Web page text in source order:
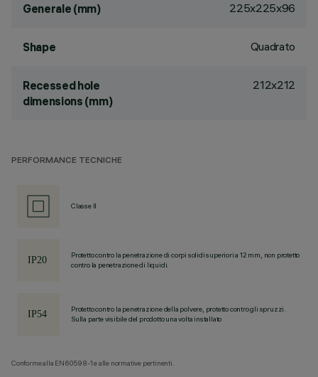
Generale (mm) 225x225x96
Shape Quadrato
Recessed hole
dimensions (mm)
212x212
PERFORMANCE TECNICHE
Classe II
Protetto contro la penetrazione di corpi solidi superiori a 12 mm, non protetto
contro la penetrazione di liquidi.
Protetto contro la penetrazione della polvere, protetto contro gli spruzzi.
Sulla parte visibile del prodotto una volta installato
Conforme alla EN60598-1 e alle normative pertinenti.